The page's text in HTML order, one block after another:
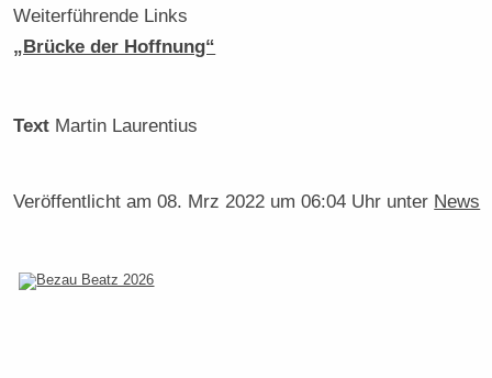
Weiterführende Links
„Brücke der Hoffnung“
Text Martin Laurentius
Veröffentlicht am08. Mrz 2022 um 06:04 Uhr unter News